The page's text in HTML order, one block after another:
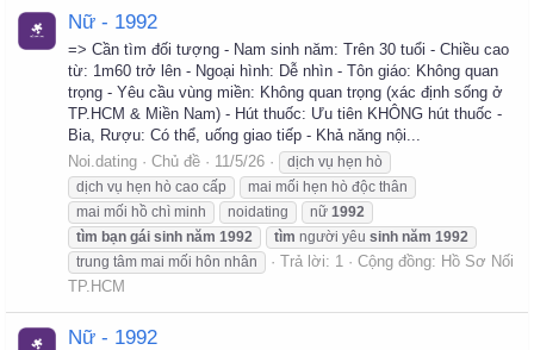
Nữ - 1992
=> Cần tìm đối tượng - Nam sinh năm: Trên 30 tuổi - Chiều cao
từ: 1m60 trở lên - Ngoại hình: Dễ nhìn - Tôn giáo: Không quan
trọng - Yêu cầu vùng miền: Không quan trọng (xác định sống ở
TP.HCM & Miền Nam) - Hút thuốc: Ưu tiên KHÔNG hút thuốc -
Bia, Rượu: Có thể, uống giao tiếp - Khả năng nội...
Noi.dating
Chủ đề 11/5/26
dịch vụ hẹn hò
dịch vụ hẹn hò cao cấp
mai mối hẹn hò độc thân
mai mối hồ chì minh
noidating nữ 1992
tìm bạn gái sinh năm 1992 tìm người yêu sinh năm 1992
trung tâm mai mối hôn nhân
Trả lời: 1 Cộng đồng: Hồ Sơ Nối
TP.HCM
Nữ - 1992